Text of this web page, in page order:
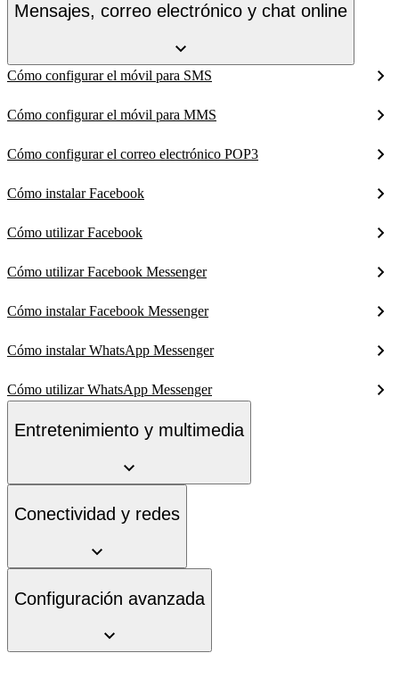
Mensajes, correo electrónico y chat online
Cómo configurar el móvil para SMS
Cómo configurar el móvil para MMS
Cómo configurar el correo electrónico POP3
Cómo instalar Facebook
Cómo utilizar Facebook
Cómo utilizar Facebook Messenger
Cómo instalar Facebook Messenger
Cómo instalar WhatsApp Messenger
Cómo utilizar WhatsApp Messenger
Entretenimiento y multimedia
Conectividad y redes
Configuración avanzada